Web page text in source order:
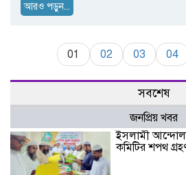
আরও পড়ুন...
01 02 03 04
সবশেষ
জনপ্রিয় খবর
ইসলামী
কমিটির শপথ